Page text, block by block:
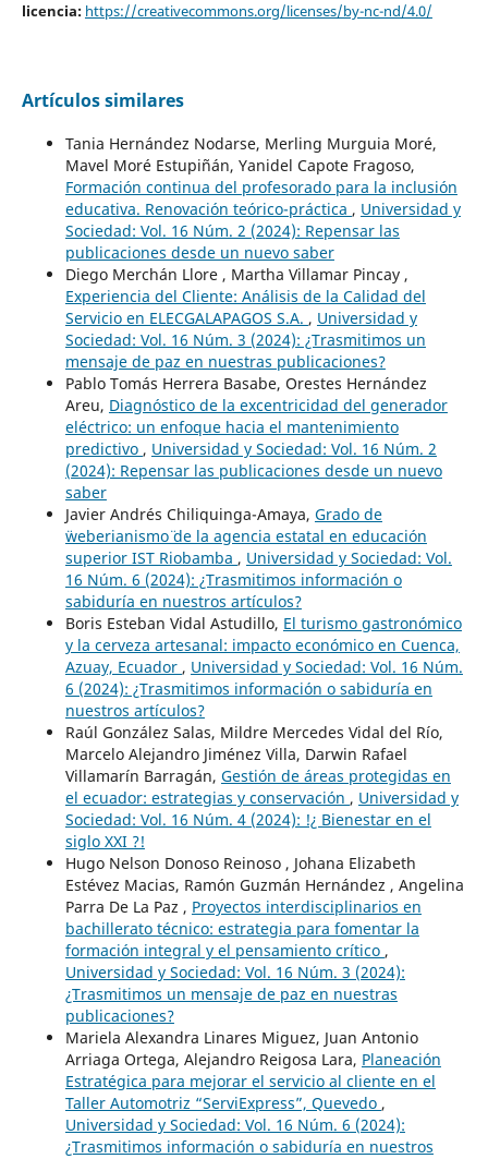
licencia: https://creativecommons.org/licenses/by-nc-nd/4.0/
Artículos similares
Tania Hernández Nodarse, Merling Murguia Moré,
Mavel Moré Estupiñán, Yanidel Capote Fragoso,
Formación continua del profesorado para la inclusión
educativa. Renovación teórico-práctica , Universidad y
Sociedad: Vol. 16 Núm. 2 (2024): Repensar las
publicaciones desde un nuevo saber
Diego Merchán Llore , Martha Villamar Pincay ,
Experiencia del Cliente: Análisis de la Calidad del
Servicio en ELECGALAPAGOS S.A. , Universidad y
Sociedad: Vol. 16 Núm. 3 (2024): ¿Trasmitimos un
mensaje de paz en nuestras publicaciones?
Pablo Tomás Herrera Basabe, Orestes Hernández
Areu, Diagnóstico de la excentricidad del generador
eléctrico: un enfoque hacia el mantenimiento
predictivo , Universidad y Sociedad: Vol. 16 Núm. 2
(2024): Repensar las publicaciones desde un nuevo
saber
Javier Andrés Chiliquinga-Amaya, Grado de
¨weberianismo¨ de la agencia estatal en educación
superior IST Riobamba , Universidad y Sociedad: Vol.
16 Núm. 6 (2024): ¿Trasmitimos información o
sabiduría en nuestros artículos?
Boris Esteban Vidal Astudillo, El turismo gastronómico
y la cerveza artesanal: impacto económico en Cuenca,
Azuay, Ecuador , Universidad y Sociedad: Vol. 16 Núm.
6 (2024): ¿Trasmitimos información o sabiduría en
nuestros artículos?
Raúl González Salas, Mildre Mercedes Vidal del Río,
Marcelo Alejandro Jiménez Villa, Darwin Rafael
Villamarín Barragán, Gestión de áreas protegidas en
el ecuador: estrategias y conservación , Universidad y
Sociedad: Vol. 16 Núm. 4 (2024): !¿ Bienestar en el
siglo XXI ?!
Hugo Nelson Donoso Reinoso , Johana Elizabeth
Estévez Macias, Ramón Guzmán Hernández , Angelina
Parra De La Paz , Proyectos interdisciplinarios en
bachillerato técnico: estrategia para fomentar la
formación integral y el pensamiento crítico ,
Universidad y Sociedad: Vol. 16 Núm. 3 (2024):
¿Trasmitimos un mensaje de paz en nuestras
publicaciones?
Mariela Alexandra Linares Miguez, Juan Antonio
Arriaga Ortega, Alejandro Reigosa Lara, Planeación
Estratégica para mejorar el servicio al cliente en el
Taller Automotriz “ServiExpress”, Quevedo ,
Universidad y Sociedad: Vol. 16 Núm. 6 (2024):
¿Trasmitimos información o sabiduría en nuestros